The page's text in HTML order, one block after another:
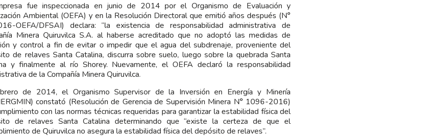
fue inspeccionada en junio de 2014 por el Organismo de Evaluación y
Ambiental (OEFA) y en la Resolución Directoral que emitió años después (N°
OEFA/DFSAI) declara: “la existencia de responsabilidad administrativa de
Minera Quiruvilca S.A. al haberse acreditado que no adoptó las medidas de
y control a fin de evitar o impedir que el agua del subdrenaje, proveniente del
de relaves Santa Catalina, discurra sobre suelo, luego sobre la quebrada Santa
y finalmente al río Shorey. Nuevamente, el OEFA declaró la responsabilidad
de la Compañía Minera Quiruvilca.
de 2014, el Organismo Supervisor de la Inversión en Energía y Minería
constató (Resolución de Gerencia de Supervisión Minera N° 1096-2016)
con las normas técnicas requeridas para garantizar la estabilidad física del
de relaves Santa Catalina determinando que “existe la certeza de que el
de Quiruvilca no asegura la estabilidad física del depósito de relaves”.